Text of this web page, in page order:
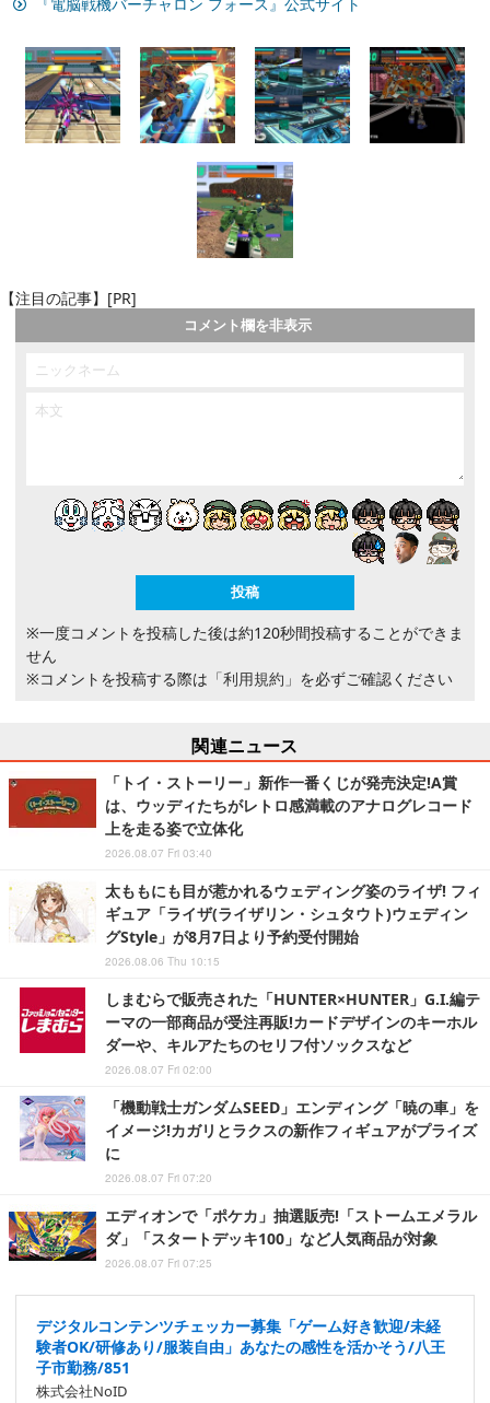
【注目の記事】[PR]
コメント欄を非表示
※一度コメントを投稿した後は約120秒間投稿することができま
せん
※コメントを投稿する際は 「利用規約」 を必ずご確認ください
関連ニュース
「トイ・ストーリー」新作一番くじが発売決定!A賞
は、ウッディたちがレトロ感満載のアナログレコード
上を走る姿で立体化
2026.08.07 Fri 03:40
太ももにも目が惹かれるウェディング姿のライザ! フィ
ギュア「ライザ(ライザリン・シュタウト)ウェディン
グStyle」が8月7日より予約受付開始
2026.08.06 Thu 10:15
しまむらで販売された「HUNTER×HUNTER」G.I.編テ
ーマの一部商品が受注再販!カードデザインのキーホル
ダーや、キルアたちのセリフ付ソックスなど
2026.08.07 Fri 02:00
「機動戦士ガンダムSEED」エンディング「暁の車」を
イメージ!カガリとラクスの新作フィギュアがプライズ
に
2026.08.07 Fri 07:20
エディオンで「ポケカ」抽選販売!「ストームエメラル
ダ」「スタートデッキ100」など人気商品が対象
2026.08.07 Fri 07:25
デジタルコンテンツチェッカー募集「ゲーム好き歓迎/未経
験者OK/研修あり/服装自由」あなたの感性を活かそう/八王
子市勤務/851
株式会社NoID